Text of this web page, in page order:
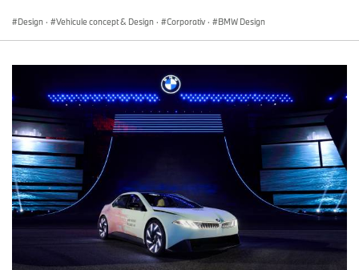
Design · Vehicule concept & Design · Corporativ · BMW Design